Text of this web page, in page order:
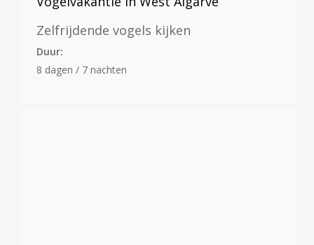
Zelfrijdende vogels kijken
Duur:
8 dagen / 7 nachten